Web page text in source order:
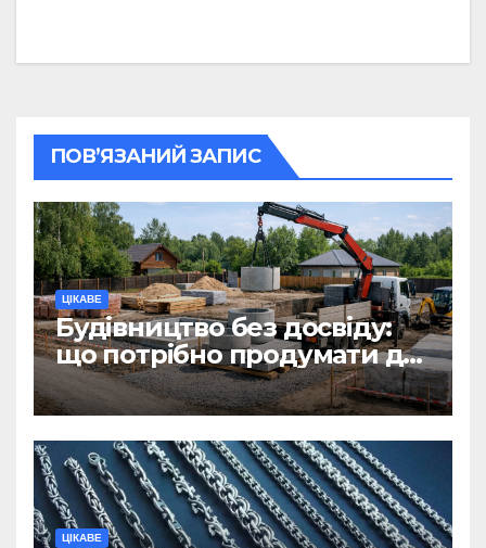
ПОВ’ЯЗАНИЙ ЗАПИС
ЦІКАВЕ
Будівництво без досвіду:
що потрібно продумати до
першої доставки на
ділянку
ЦІКАВЕ